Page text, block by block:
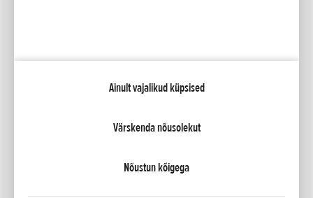
Ainult vajalikud küpsised
Värskenda nõusolekut
Nõustun kõigega